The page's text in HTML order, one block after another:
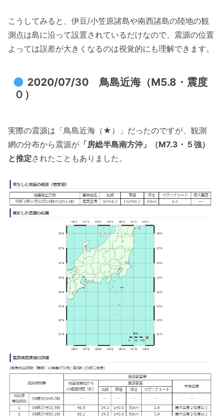
こうしてみると、伊豆/小笠原諸島や南西諸島の陸地の観
測点は島に沿って設置されているだけなので、震源の位置
よっては誤差が大きくなるのは視覚的にも理解できます。
2020/07/30 鳥島近海（M5.8・震度
０）
実際の震源は「鳥島近海（★）」だったのですが、観測
網の分布から震源が 「房総半島南方沖」（M7.3・５強）
と推定されたこともありました。